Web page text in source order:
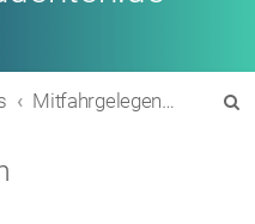
Mitfahrgelegenheiten